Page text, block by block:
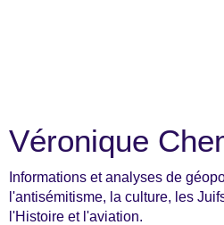
Véronique
Informations et analyses de
l'antisémitisme, la culture, les
l'Histoire et l'aviation.